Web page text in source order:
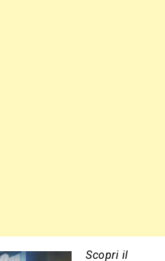
Scopri il